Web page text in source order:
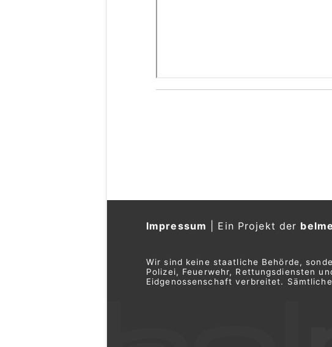
Impressum Ein Projekt der
Wir sind keine staatliche Behörde,
Polizei, Feuerwehr, Rettungsdiensten
Eidgenossenschaft verbreitet.